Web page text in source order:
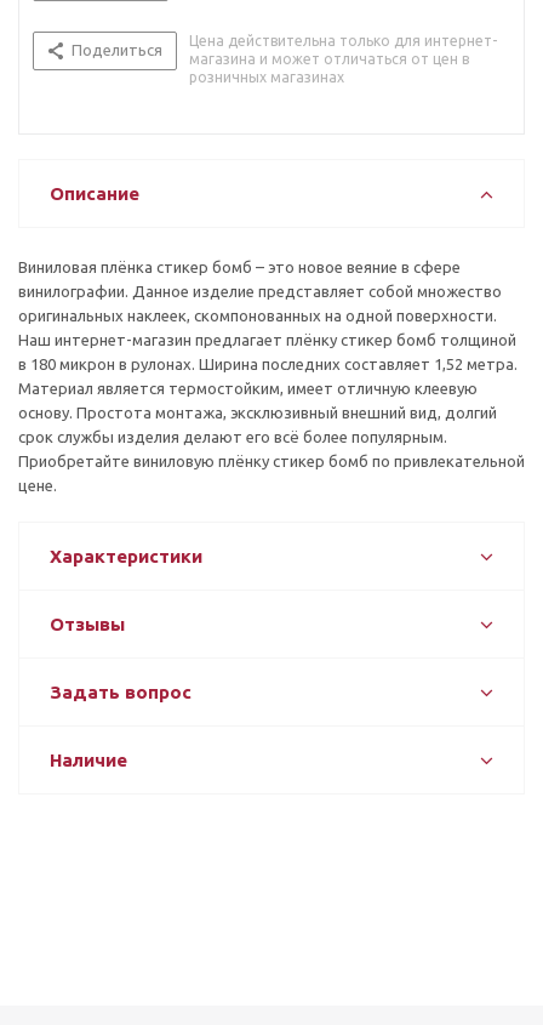
Поделиться
Цена действительна только для интернет-
магазина и может отличаться от цен в
розничных магазинах
Описание
Виниловая плёнка стикер бомб – это новое веяние в сфере
винилографии. Данное изделие представляет собой множество
оригинальных наклеек, скомпонованных на одной поверхности.
Наш интернет-магазин предлагает плёнку стикер бомб толщиной
в 180 микрон в рулонах. Ширина последних составляет 1,52 метра.
Материал является термостойким, имеет отличную клеевую
основу. Простота монтажа, эксклюзивный внешний вид, долгий
срок службы изделия делают его всё более популярным.
Приобретайте виниловую плёнку стикер бомб по привлекательной
цене.
Характеристики
Отзывы
Задать вопрос
Наличие